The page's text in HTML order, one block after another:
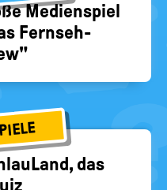
Me­di­en­spiel
Fernseh-​
das